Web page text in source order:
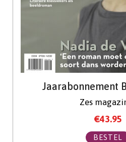
Jaarabonnement
Zes
€43.95
BESTEL